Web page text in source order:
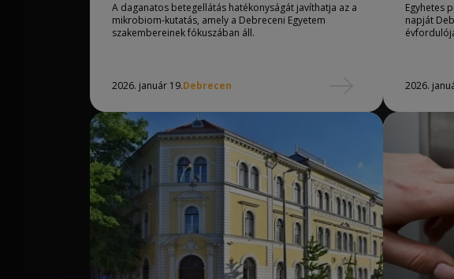
A daganatos betegellátás hatékonyságát javíthatja az a
mikrobiom-kutatás, amely a Debreceni Egyetem
szakembereinek fókuszában áll.
2026. január 19.Debrecen
Egyhetes
napját
2026.